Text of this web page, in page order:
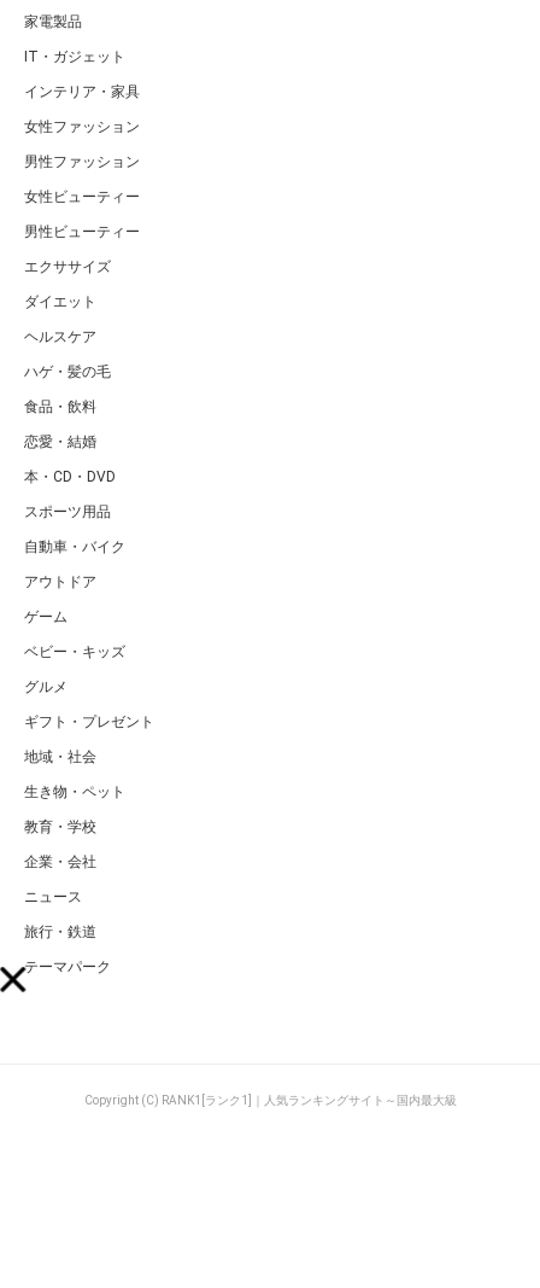
家電製品
IT・ガジェット
インテリア・家具
女性ファッション
男性ファッション
女性ビューティー
男性ビューティー
エクササイズ
ダイエット
ヘルスケア
ハゲ・髪の毛
食品・飲料
恋愛・結婚
本・CD・DVD
スポーツ用品
自動車・バイク
アウトドア
ゲーム
ベビー・キッズ
グルメ
ギフト・プレゼント
地域・社会
生き物・ペット
教育・学校
企業・会社
ニュース
旅行・鉄道
テーマパーク
Copyright (C) RANK1[ランク1]｜人気ランキングサイト～国内最大級